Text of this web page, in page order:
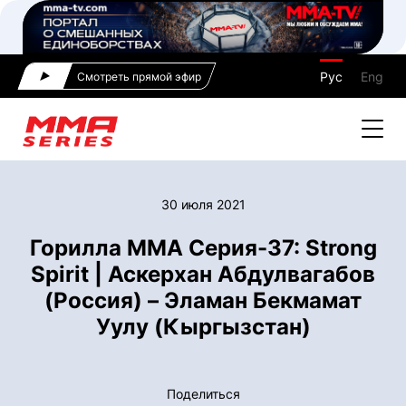
Смотреть прямой эфир Рус Eng
30 июля 2021
Горилла ММА Серия-37: Strong
Spirit | Аскерхан Абдулвагабов
(Россия) – Эламан Бекмамат
Уулу (Кыргызстан)
Поделиться